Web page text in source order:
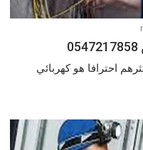
احترافا هو كهربائي